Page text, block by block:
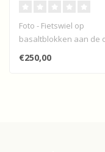
Foto - Fietswiel op
basaltblokken aan de
van de Beneden
€250,00